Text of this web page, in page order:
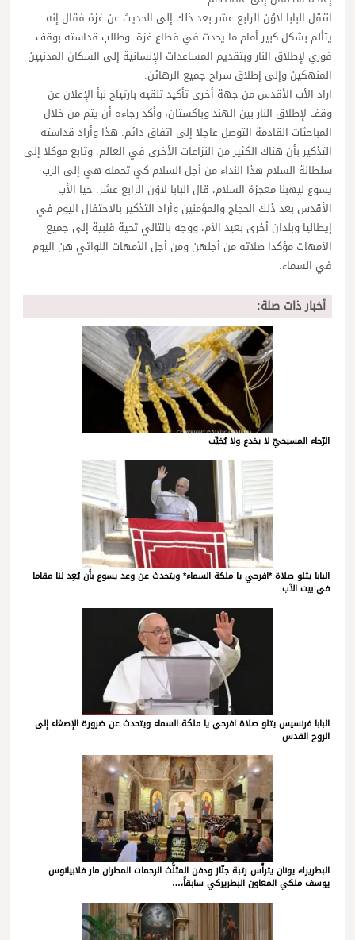
انتقل البابا لاوُن الرابع عشر بعد ذلك إلى الحديث عن غزة فقال إنه
يتألم بشكل كبير أمام ما يحدث في قطاع غزة. وطالب قداسته بوقف
فوري لإطلاق النار وبتقديم المساعدات الإنسانية إلى السكان المدنيين
المنهكين وإلى إطلاق سراح جميع الرهائن.
اراد الأب الأقدس من جهة أخرى تأكيد تلقيه بارتياح نبأ الإعلان عن
وقف لإطلاق النار بين الهند وباكستان، وأكد رجاءه أن يتم من خلال
المباحثات القادمة التوصل عاجلا إلى اتفاق دائم. هذا وأراد قداسته
التذكير بأن هناك الكثير من النزاعات الأخرى في العالم. وتابع موكلا إلى
سلطانة السلام هذا النداء من أجل السلام كي تحمله هي إلى الرب
يسوع ليهبنا معجزة السلام، قال البابا لاوُن الرابع عشر. حيا الأب
الأقدس بعد ذلك الحجاج والمؤمنين وأراد التذكير بالاحتفال اليوم في
إيطاليا وبلدان أخرى بعيد الأم، ووجه بالتالي تحية قلبية إلى جميع
الأمهات مؤكدا صلاته من أجلهن ومن أجل الأمهات اللواتي هن اليوم
في السماء.
أخبار ذات صلة:
الرّجاء المسيحيّ لا يخدع ولا يُخيِّب
البابا يتلو صلاة *افرحي يا ملكة السماء* ويتحدث عن وعد يسوع بأن يُعِد لنا مقاما
في بيت الآب
البابا فرنسيس يتلو صلاة افرحي يا ملكة السماء ويتحدث عن ضرورة الإصغاء إلى
الروح القدس
البطريرك يونان يترأّس رتبة جنّاز ودفن المثلَّث الرحمات المطران مار فلابيانوس
يوسف ملكي المعاون البطريركي سابقاً،…